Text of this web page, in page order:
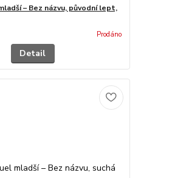
– Bez názvu, původní lept,
Prodáno
Detail